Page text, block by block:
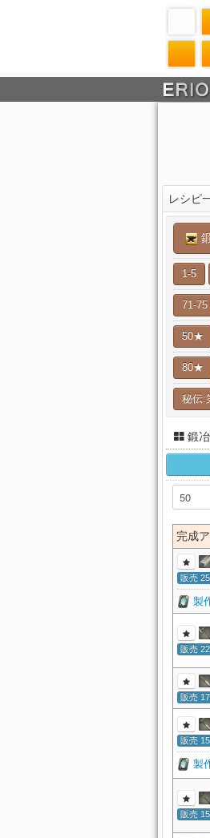
レシピ
1-5
71-75
50★
80★
秘伝:
鍛
完成
販売
製
販売
販売
販売
製
販売